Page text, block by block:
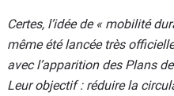
Certes, l’idée de « mobilité
même été lancée très
avec l’apparition des Plans
Leur objectif : réduire la